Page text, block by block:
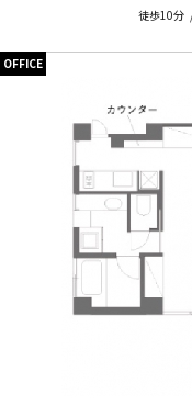
徒歩10分
OFFICE